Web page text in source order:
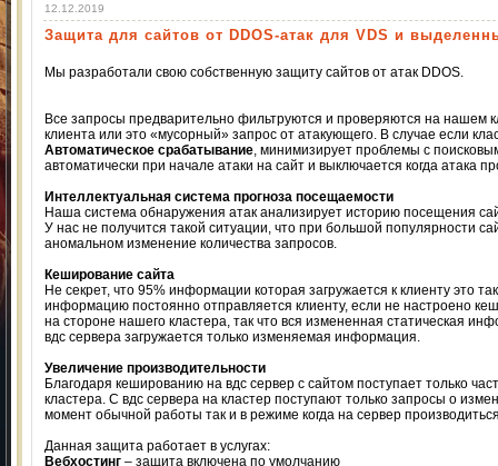
12.12.2019
Защита для сайтов от DDOS-атак для VDS и
Мы разработали свою собственную защиту сайтов от атак DDOS.
Все запросы предварительно фильтруются и проверяются на нашем
клиента или это «мусорный» запрос от атакующего. В случае если
Автоматическое срабатывание, минимизирует проблемы с
автоматически при начале атаки на сайт и выключается когда атака
Интеллектуальная система прогноза посещаемости
Наша система обнаружения атак анализирует историю посещения
У нас не получится такой ситуации, что при большой популярности
аномальном изменение количества запросов.
Кеширование сайта
Не секрет, что 95% информации которая загружается к клиенту это
информацию постоянно отправляется клиенту, если не настроено
на стороне нашего кластера, так что вся измененная статическая
вдс сервера загружается только изменяемая информация.
Увеличение производительности
Благодаря кешированию на вдс сервер с сайтом поступает только
кластера. С вдс сервера на кластер поступают только запросы о
момент обычной работы так и в режиме когда на сервер
Данная защита работает в услугах:
Вебхостинг – защита включена по умолчанию